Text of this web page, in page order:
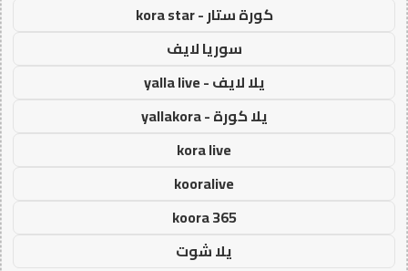
كورة ستار - kora star
سوريا لايف
يلا لايف - yalla live
يلا كورة - yallakora
kora live
kooralive
koora 365
يلا شوت